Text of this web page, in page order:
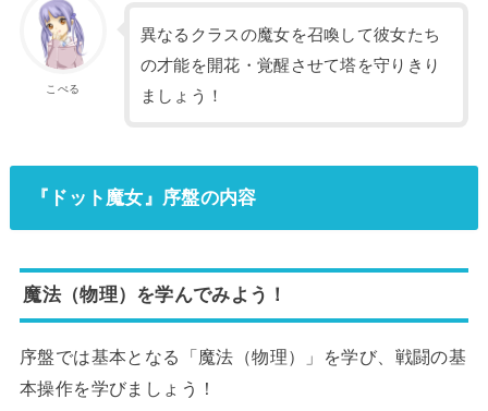
こぺる
異なるクラスの魔女を召喚して彼女たち
の才能を開花・覚醒させて塔を守りきり
ましょう！
『ドット魔女』序盤の内容
魔法（物理）を学んでみよう！
序盤では基本​​となる「魔法（物理）」を学び、戦闘の基
本操作を学びましょう！